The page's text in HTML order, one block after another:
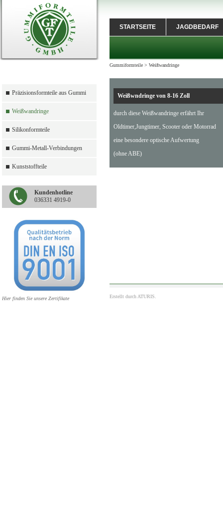
Präzisionsformteile aus Gummi
Weißwandringe
Silikonformteile
Gummi-Metall-Verbindungen
Kunststoffteile
Kundenhotline
036331 4919-0
Hier finden Sie unsere Zertifikate
STARTSEITE JAGDBEDARF
Gummiformteile > Weißwandringe
Weißwndringe von 8-16 Zoll
durch diese Weißwandringe erfährt Ihr
Oldtimer,Jungtimer, Scooter oder Motorrad
eine besondere optische Aufwertung
(ohne ABE)
Erstellt durch ATURIS.